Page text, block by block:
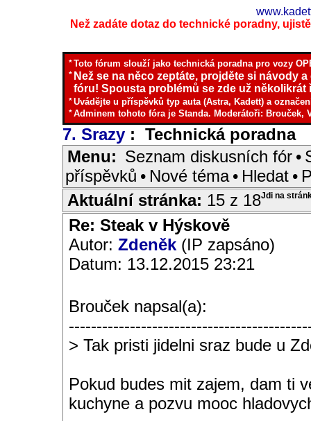
Než zadáte dotaz do technické poradny,
*Toto fórum slouží jako technická poradna pro vozy
* Než se na něco zeptáte, projděte si návody
fóru! Spousta problémů se zde už několikrát
*Uvádějte u příspěvků typ auta (Astra, Kadett) a
*Adminem tohoto fóra je Standa. Moderátoři: Brouček,
7. Srazy : Technická poradna
Menu: Seznam diskusních fór •
příspěvků • Nové téma • Hledat •
Jdi na
Aktuální stránka: 15 z 18
Re: Steak v Hýskově
Autor: Zdeněk (IP zapsáno)
Datum: 13.12.2015 23:21
Brouček napsal(a):
> Tak pristi jidelni sraz bude u
Pokud budes mit zajem, dam ti
kuchyne a pozvu mooc